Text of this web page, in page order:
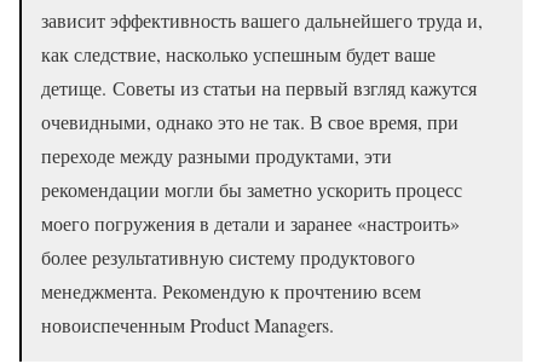
зависит эффективность вашего дальнейшего труда и,
как следствие, насколько успешным будет ваше
детище. Советы из статьи на первый взгляд кажутся
очевидными, однако это не так. В свое время, при
переходе между разными продуктами, эти
рекомендации могли бы заметно ускорить процесс
моего погружения в детали и заранее «настроить»
более результативную систему продуктового
менеджмента. Рекомендую к прочтению всем
новоиспеченным Product Managers.